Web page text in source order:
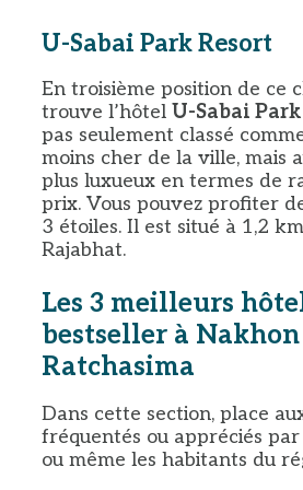
U-Sabai Park Resort
En troisième position de ce
trouve l’hôtel U-Sabai
pas seulement classé
moins cher de la ville, mais
plus luxueux en termes de
prix. Vous pouvez profiter
3 étoiles. Il est situé à 1,2
Rajabhat.
Les 3 meilleurs
bestseller à Nakhon
Ratchasima
Dans cette section, place
fréquentés ou appréciés
ou même les habitants du